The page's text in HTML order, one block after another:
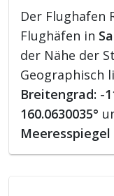
Der Flughafen
Flughäfen in
der Nähe der
Geographisch
Breitengrad: -
160.0630035°
Meeresspiegel